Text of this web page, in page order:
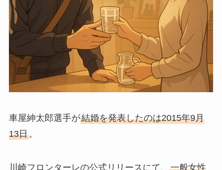
車屋紳太郎選手が結婚を発表したのは2015年9月
13日。
川崎フロンターレの公式リリースにて、 一般女性